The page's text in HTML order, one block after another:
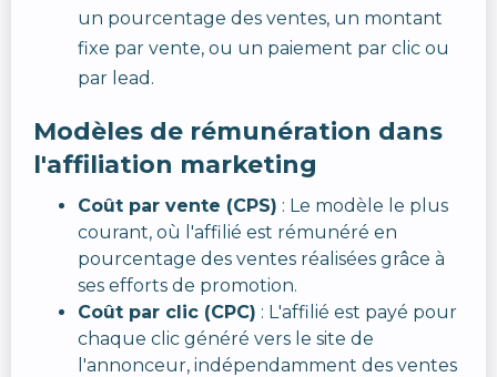
un pourcentage des ventes, un montant
fixe par vente, ou un paiement par clic ou
par lead.
Modèles de rémunération dans
l'affiliation marketing
Coût par vente (CPS) : Le modèle le plus
courant, où l'affilié est rémunéré en
pourcentage des ventes réalisées grâce à
ses efforts de promotion.
Coût par clic (CPC) : L'affilié est payé pour
chaque clic généré vers le site de
l'annonceur, indépendamment des ventes